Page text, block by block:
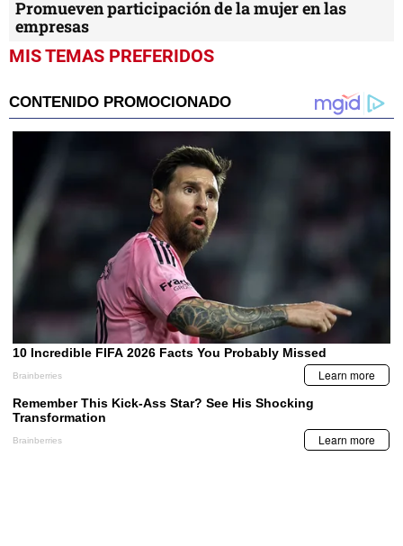
Promueven participación de la mujer en las
empresas
MIS TEMAS PREFERIDOS